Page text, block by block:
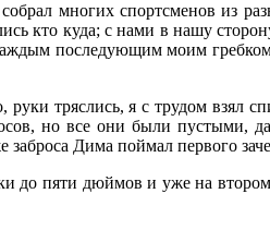
многих спортсменов из
кто куда; с нами в нашу
последующим моим
руки тряслись, я с трудом взял
но все они были
заброса Дима поймал первого
до пяти дюймов и уже на